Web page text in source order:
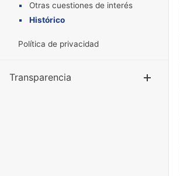
Otras cuestiones de interés
Histórico
Política de privacidad
Transparencia